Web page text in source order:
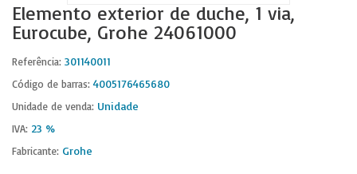
Elemento exterior de duche, 1 via,
Eurocube, Grohe 24061000
Referência: 301140011
Código de barras: 4005176465680
Unidade de venda: Unidade
IVA: 23 %
Fabricante: Grohe